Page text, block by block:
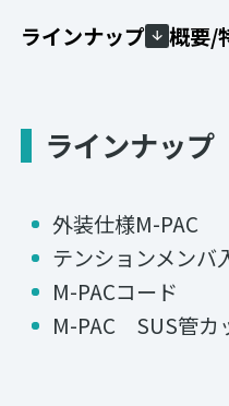
ラインナップ 概要/
ラインナップ
外装仕様M-PAC
テンションメンバ
M-PACコード
M-PAC SUS管カ